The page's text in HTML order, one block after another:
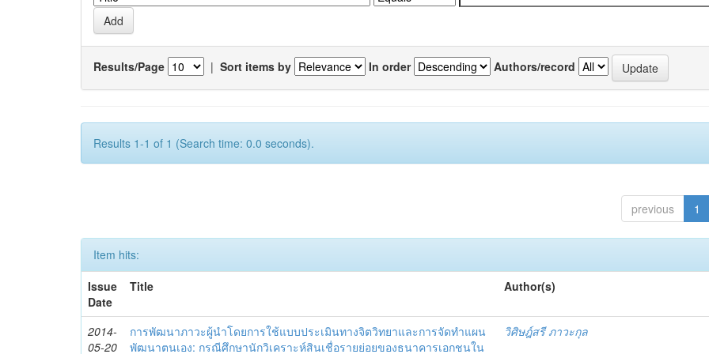
Results/Page | Sort items by In order Authors/record
Results 1-1 of 1 (Search time: 0.0 seconds).
previous 1
Item hits:
Issue
Date
Title Author(s)
2014-
05-20
การพัฒนาภาวะผู้นำโดยการใช้แบบประเมินทางจิตวิทยาและการจัดทำแผน
พัฒนาตนเอง: กรณีศึกษานักวิเคราะห์สินเชื่อรายย่อยของธนาคารเอกชนใน
วิศิษฎ์สรี ภาวะกุล